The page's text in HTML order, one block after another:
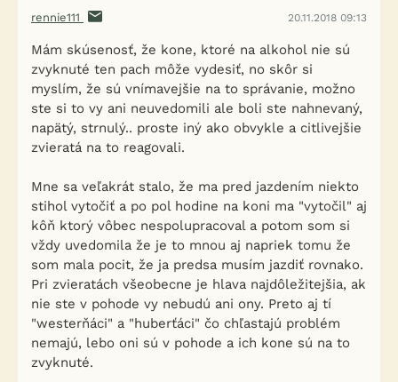
rennie111 20.11.2018 09:13
Mám skúsenosť, že kone, ktoré na alkohol nie sú
zvyknuté ten pach môže vydesiť, no skôr si
myslím, že sú vnímavejšie na to správanie, možno
ste si to vy ani neuvedomili ale boli ste nahnevaný,
napätý, strnulý.. proste iný ako obvykle a citlivejšie
zvieratá na to reagovali.
Mne sa veľakrát stalo, že ma pred jazdením niekto
stihol vytočiť a po pol hodine na koni ma "vytočil" aj
kôň ktorý vôbec nespolupracoval a potom som si
vždy uvedomila že je to mnou aj napriek tomu že
som mala pocit, že ja predsa musím jazdiť rovnako.
Pri zvieratách všeobecne je hlava najdôležitejšia, ak
nie ste v pohode vy nebudú ani ony. Preto aj tí
"westerňáci" a "huberťáci" čo chľastajú problém
nemajú, lebo oni sú v pohode a ich kone sú na to
zvyknuté.